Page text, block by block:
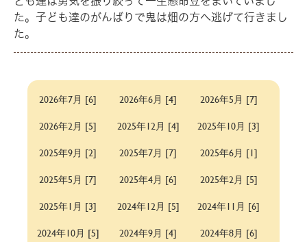
た。子ども達のがんばりで鬼は畑の方へ逃げて行きまし
た。
2026年7月 [6] 2026年6月 [4]
2026年5月 [7]
2026年2月 [5]
2025年12月 [4]
2025年10月 [3]
2025年9月 [2]
2025年7月 [7]
2025年6月 [1]
2025年5月 [7]
2025年4月 [6]
2025年2月 [5]
2025年1月 [3]
2024年12月 [5]
2024年11月 [6]
2024年10月 [5]
2024年9月 [4] 2024年8月 [6]